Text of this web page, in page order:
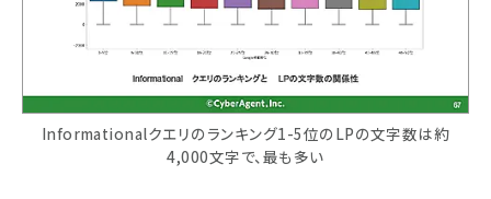
Informationalクエリのランキング1-5位のLPの文字数は約
4,000文字で、最も多い